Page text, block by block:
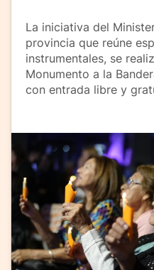
La iniciativa del
provincia que reúne
instrumentales, se
Monumento a la
con entrada libre y